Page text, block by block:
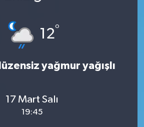
12°
yağmur yağışlı
17 Mart Salı
19:45